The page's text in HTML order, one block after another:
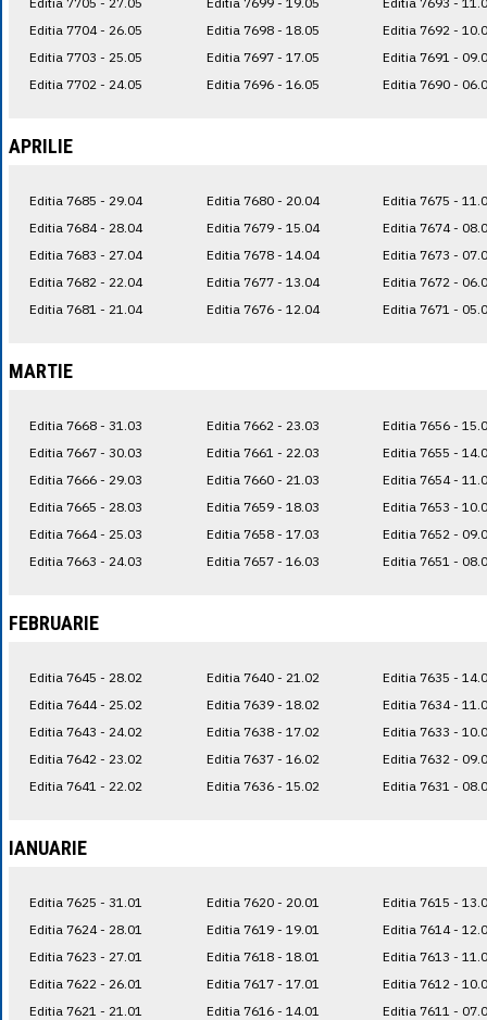
Editia 7704 - 26.05
Editia 7703 - 25.05
Editia 7702 - 24.05
Editia 7698 - 18.05
Editia 7697 - 17.05
Editia 7696 - 16.05
Editia 7692 -
Editia 7691 -
Editia 7690 -
APRILIE
Editia 7685 - 29.04
Editia 7684 - 28.04
Editia 7683 - 27.04
Editia 7682 - 22.04
Editia 7681 - 21.04
Editia 7680 - 20.04
Editia 7679 - 15.04
Editia 7678 - 14.04
Editia 7677 - 13.04
Editia 7676 - 12.04
Editia 7675 -
Editia 7674 -
Editia 7673 -
Editia 7672 -
Editia 7671 -
MARTIE
Editia 7668 - 31.03
Editia 7667 - 30.03
Editia 7666 - 29.03
Editia 7665 - 28.03
Editia 7664 - 25.03
Editia 7663 - 24.03
Editia 7662 - 23.03
Editia 7661 - 22.03
Editia 7660 - 21.03
Editia 7659 - 18.03
Editia 7658 - 17.03
Editia 7657 - 16.03
Editia 7656 -
Editia 7655 -
Editia 7654 -
Editia 7653 -
Editia 7652 -
Editia 7651 -
FEBRUARIE
Editia 7645 - 28.02
Editia 7644 - 25.02
Editia 7643 - 24.02
Editia 7642 - 23.02
Editia 7641 - 22.02
Editia 7640 - 21.02
Editia 7639 - 18.02
Editia 7638 - 17.02
Editia 7637 - 16.02
Editia 7636 - 15.02
Editia 7635 -
Editia 7634 -
Editia 7633 -
Editia 7632 -
Editia 7631 -
IANUARIE
Editia 7625 - 31.01
Editia 7624 - 28.01
Editia 7623 - 27.01
Editia 7622 - 26.01
Editia 7621 - 21.01
Editia 7620 - 20.01
Editia 7619 - 19.01
Editia 7618 - 18.01
Editia 7617 - 17.01
Editia 7616 - 14.01
Editia 7615 -
Editia 7614 -
Editia 7613 -
Editia 7612 -
Editia 7611 -